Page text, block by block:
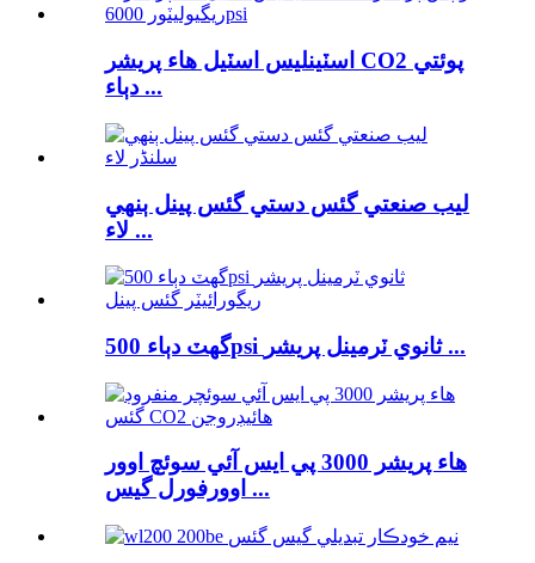
اسٽينلیس اسٽيل هاء پريشر CO2 پوئتي
دٻاء ...
ليب صنعتي گئس دستي گئس پينل ٻنهي
لاء ...
گهٽ دٻاء 500psi ثانوي ٽرمينل پريشر ...
هاء پريشر 3000 پي ايس آئي سوئچ اوور
اوورفورل گيس ...